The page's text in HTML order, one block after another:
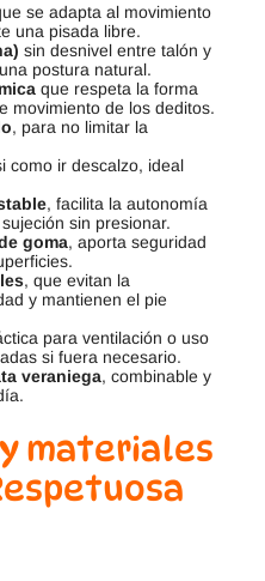
se adapta al movimiento
una pisada libre.
sin desnivel entre talón y
postura natural.
que respeta la forma
movimiento de los deditos.
, para no limitar la
como ir descalzo, ideal
, facilita la autonomía
sin presionar.
goma, aporta seguridad
, que evitan la
y mantienen el pie
para ventilación o uso
si fuera necesario.
veraniega, combinable y
materiales